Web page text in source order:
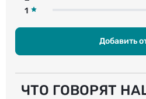
1
Добавить
ЧТО ГОВОРЯТ